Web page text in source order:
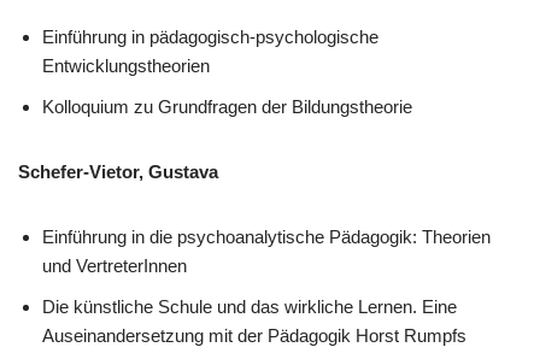
Einführung in pädagogisch-psychologische
Entwicklungstheorien
Kolloquium zu Grundfragen der Bildungstheorie
Schefer-Vietor, Gustava
Einführung in die psychoanalytische Pädagogik: Theorien
und VertreterInnen
Die künstliche Schule und das wirkliche Lernen. Eine
Auseinandersetzung mit der Pädagogik Horst Rumpfs